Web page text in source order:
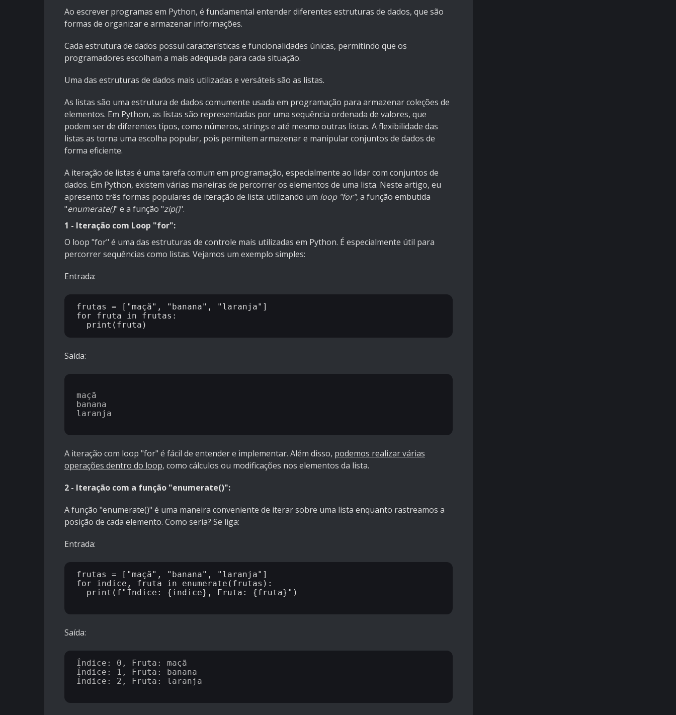
Ao escrever programas em Python, é fundamental entender diferentes estruturas de dados, que são
formas de organizar e armazenar informações.
Cada estrutura de dados possui características e funcionalidades únicas, permitindo que os
programadores escolham a mais adequada para cada situação.
Uma das estruturas de dados mais utilizadas e versáteis são as listas.
As listas são uma estrutura de dados comumente usada em programação para armazenar coleções de
elementos. Em Python, as listas são representadas por uma sequência ordenada de valores, que
podem ser de diferentes tipos, como números, strings e até mesmo outras listas. A flexibilidade das
listas as torna uma escolha popular, pois permitem armazenar e manipular conjuntos de dados de
forma eficiente.
A iteração de listas é uma tarefa comum em programação, especialmente ao lidar com conjuntos de
dados. Em Python, existem várias maneiras de percorrer os elementos de uma lista. Neste artigo, eu
apresento três formas populares de iteração de lista: utilizando um loop "for", a função embutida
"enumerate()" e a função "zip()".
1 - Iteração com Loop "for":
O loop "for" é uma das estruturas de controle mais utilizadas em Python. É especialmente útil para
percorrer sequências como listas. Vejamos um exemplo simples:
Entrada:
frutas = ["maçã", "banana", "laranja"]
for fruta in frutas:
Saída:
maçã
banana
laranja
A iteração com loop "for" é fácil de entender e implementar. Além disso, podemos realizar várias
operações dentro do loop, como cálculos ou modificações nos elementos da lista.
2 - Iteração com a função "enumerate()":
A função "enumerate()" é uma maneira conveniente de iterar sobre uma lista enquanto rastreamos a
posição de cada elemento. Como seria? Se liga:
Entrada:
frutas = ["maçã", "banana", "laranja"]
for indice, fruta in enumerate(frutas):
Saída:
Índice: 0, Fruta: maçã
Índice: 1, Fruta: banana
Índice: 2, Fruta: laranja